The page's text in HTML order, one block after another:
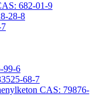
682-01-9
28-8
99-6
68-7
CAS: 79876-